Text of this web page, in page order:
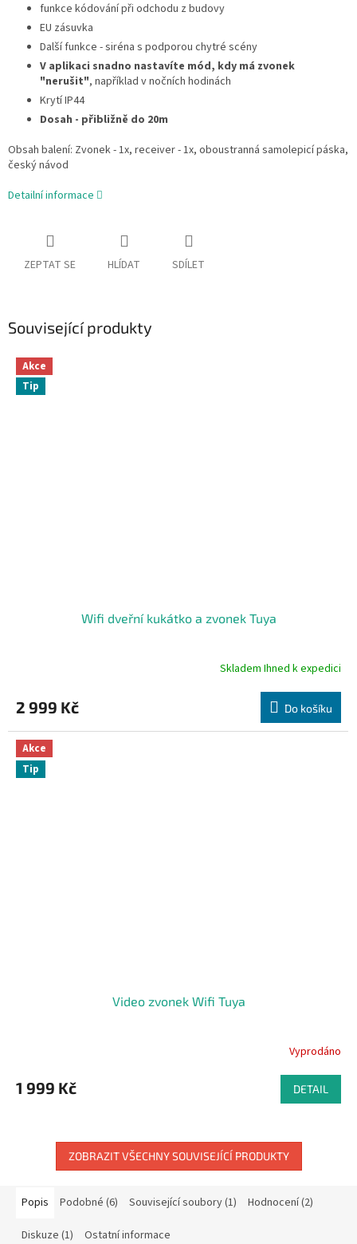
funkce kódování při odchodu z budovy
EU zásuvka
Další funkce - siréna s podporou chytré scény
V aplikaci snadno nastavíte mód, kdy má zvonek
"nerušit", například v nočních hodinách
Krytí IP44
Dosah - přibližně do 20m
Obsah balení: Zvonek - 1x, receiver - 1x, oboustranná samolepicí páska,
český návod
Detailní informace
ZEPTAT SE HLÍDAT SDÍLET
Související produkty
Akce
Tip
Wifi dveřní kukátko a zvonek Tuya
produktu
je
5,0
5
hvězdiček.
Skladem Ihned k expedici
2 999 Kč Do košíku
Akce
Tip
Video zvonek Wifi Tuya
produktu
je
Vyprodáno
1 999 Kč DETAIL
ZOBRAZIT VŠECHNY SOUVISEJÍCÍ PRODUKTY
Popis Podobné (6) Související soubory (1) Hodnocení (2)
Diskuze (1) Ostatní informace